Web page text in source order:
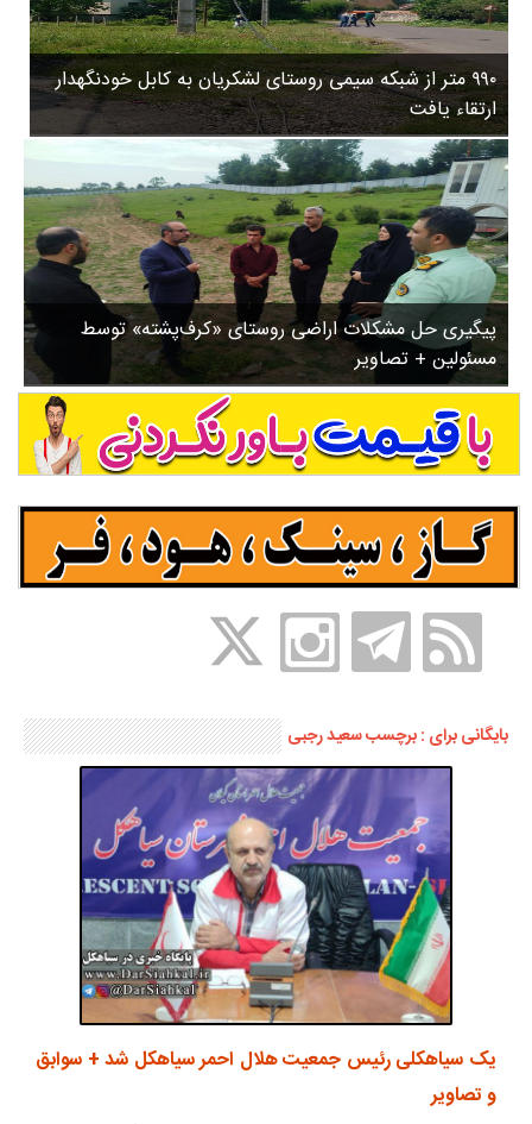
روستاها
ورزشی
سیاسی
چندرسانه ای
مسیر گردشگری دیلمان
درباره ما
۹۹۰ متر از شبکه سیمی روستای لشکریان به کابل خودنگهدار
ارتقاء یافت
پیگیری حل مشکلات اراضی روستای «کرف‌پشته» توسط
مسئولین + تصاویر
۳
۵
۸
ب
ا
ز
ن
ش
س
ت
ش
د
.
بایگانی برای : برچسب سعید رجبی
یک سیاهکلی رئیس جمعیت هلال احمر سیاهکل شد + سوابق
و تصاویر